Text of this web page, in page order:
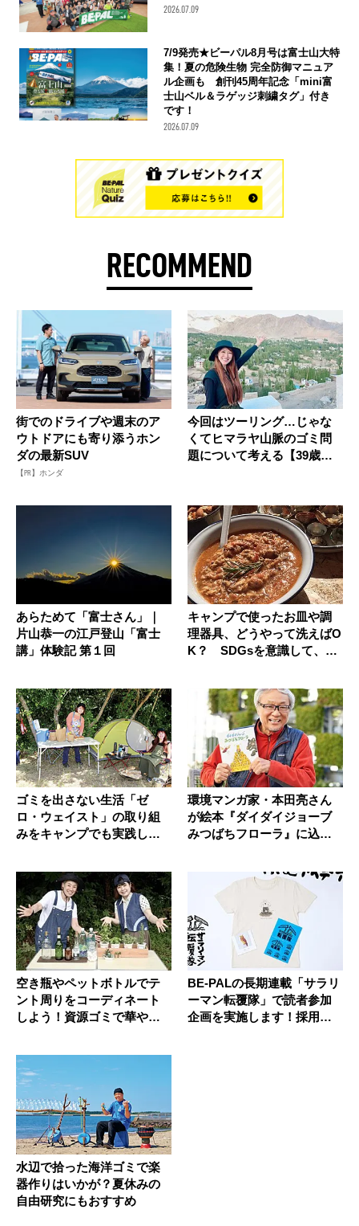
2026.07.09
7/9発売★ビーパル8月号は富士山大特
集！夏の危険生物 完全防御マニュア
ル企画も 創刊45周年記念「mini富
士山ベル＆ラゲッジ刺繍タグ」付き
です！
2026.07.09
RECOMMEND
街でのドライブや週末のア
ウトドアにも寄り添うホン
ダの最新SUV
【PR】ホンダ
今回はツーリング…じゃな
くてヒマラヤ山脈のゴミ問
題について考える【39歳女
あらためて「富士さん」｜
片山恭一の江戸登山「富士
講」体験記 第１回
キャンプで使ったお皿や調
理器具、どうやって洗えばO
K？ SDGsを意識して、自
ゴミを出さない生活「ゼ
ロ・ウェイスト」の取り組
みをキャンプでも実践しよ
環境マンガ家・本田亮さん
が絵本『ダイダイジョーブ
みつばちフローラ』に込め
空き瓶やペットボトルでテ
ント周りをコーディネート
しよう！資源ゴミで華やか
BE-PALの長期連載「サラリ
ーマン転覆隊」で読者参加
企画を実施します！採用者
水辺で拾った海洋ゴミで楽
器作りはいかが？夏休みの
自由研究にもおすすめ